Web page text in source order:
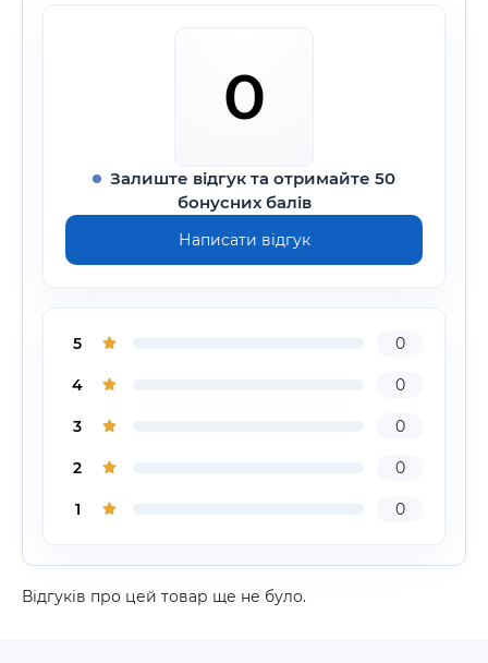
0
Залиште відгук та отримайте 50
бонусних балів
Написати відгук
5 0
4 0
3 0
2 0
1 0
Відгуків про цей товар ще не було.